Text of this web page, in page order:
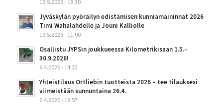
19.5.2026 - 13:30
Jyväskylän pyöräilyn edistämisen kunniamaininnat 2026
Timi Wahalahdelle ja Jouni Kalliolle
19.5.2026 - 11:00
Osallistu JYPSin joukkueessa Kilometrikisaan 1.5.–
30.9.2026!
6.4.2026 - 14:22
Yhteistilaus Ortliebin tuotteista 2026 – tee tilauksesi
viimeistään sunnuntaina 26.4.
6.4.2026 - 13:57